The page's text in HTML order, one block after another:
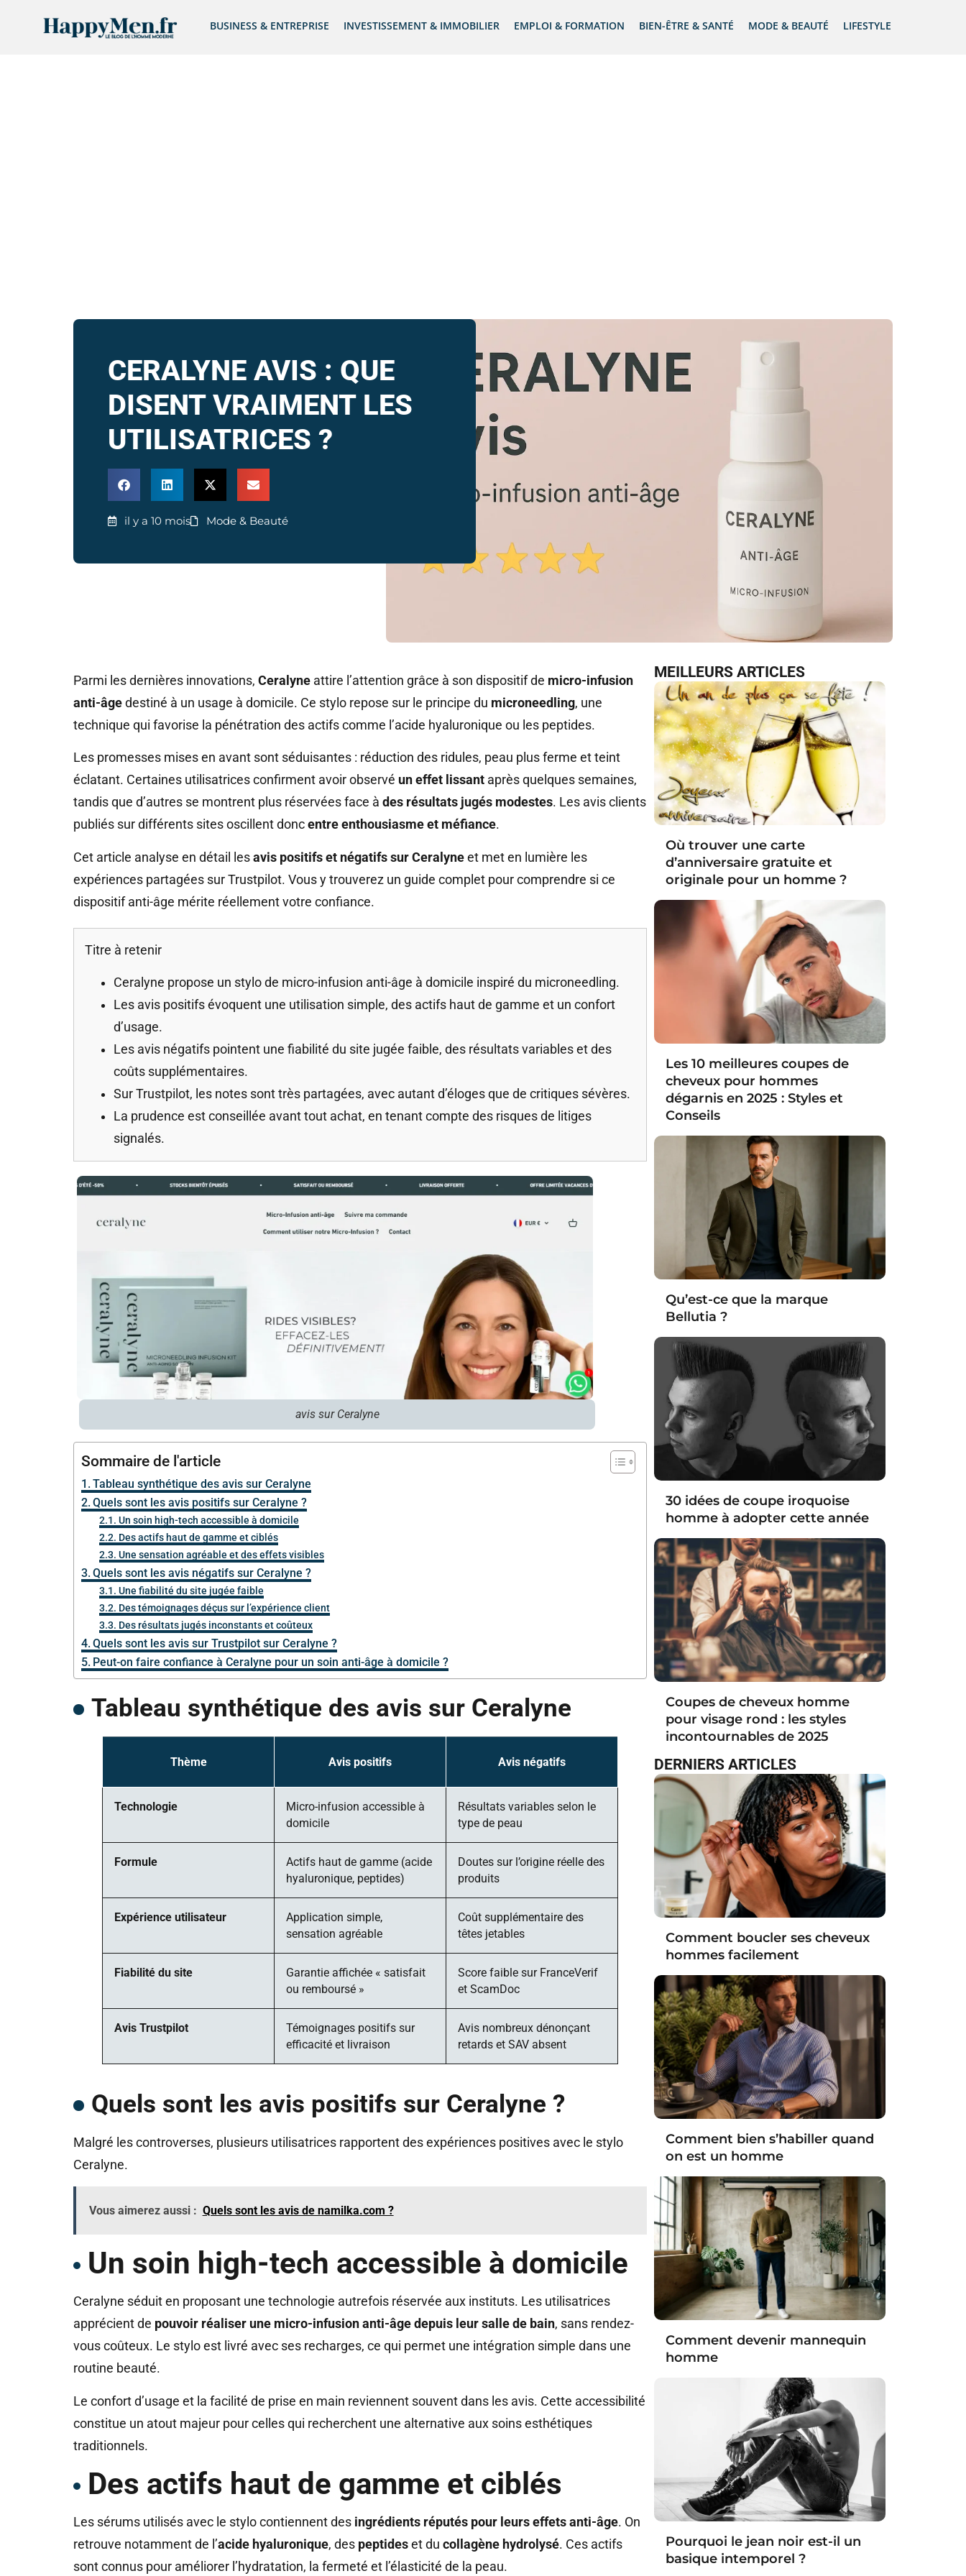
BUSINESS & ENTREPRISE INVESTISSEMENT & IMMOBILIER EMPLOI & FORMATION BIEN-ÊTRE & SANTÉ MODE & BEAUTÉ LIFESTYLE
CERALYNE AVIS : QUE
DISENT VRAIMENT LES
UTILISATRICES ?
il y a 10 mois Mode & Beauté
Parmi les dernières innovations, Ceralyne attire l’attention grâce à son dispositif de micro-infusion
anti-âge destiné à un usage à domicile. Ce stylo repose sur le principe du microneedling, une
technique qui favorise la pénétration des actifs comme l’acide hyaluronique ou les peptides.
Les promesses mises en avant sont séduisantes : réduction des ridules, peau plus ferme et teint
éclatant. Certaines utilisatrices confirment avoir observé un effet lissant après quelques semaines,
tandis que d’autres se montrent plus réservées face à des résultats jugés modestes. Les avis clients
publiés sur différents sites oscillent donc entre enthousiasme et méfiance.
Cet article analyse en détail les avis positifs et négatifs sur Ceralyne et met en lumière les
expériences partagées sur Trustpilot. Vous y trouverez un guide complet pour comprendre si ce
dispositif anti-âge mérite réellement votre confiance.
Titre à retenir
Ceralyne propose un stylo de micro-infusion anti-âge à domicile inspiré du microneedling.
Les avis positifs évoquent une utilisation simple, des actifs haut de gamme et un confort
d’usage.
Les avis négatifs pointent une fiabilité du site jugée faible, des résultats variables et des
coûts supplémentaires.
Sur Trustpilot, les notes sont très partagées, avec autant d’éloges que de critiques sévères.
La prudence est conseillée avant tout achat, en tenant compte des risques de litiges
signalés.
avis sur Ceralyne
Sommaire de l'article
Tableau synthétique des avis sur Ceralyne
Quels sont les avis positifs sur Ceralyne ?
Un soin high-tech accessible à domicile
Des actifs haut de gamme et ciblés
Une sensation agréable et des effets visibles
Quels sont les avis négatifs sur Ceralyne ?
Une fiabilité du site jugée faible
Des témoignages déçus sur l’expérience client
Des résultats jugés inconstants et coûteux
Quels sont les avis sur Trustpilot sur Ceralyne ?
Peut-on faire confiance à Ceralyne pour un soin anti-âge à domicile ?
Tableau synthétique des avis sur Ceralyne
Thème Avis positifs Avis négatifs
Technologie
Micro-infusion accessible à
domicile
Résultats variables selon le
type de peau
Formule
Actifs haut de gamme (acide
hyaluronique, peptides)
Doutes sur l’origine réelle des
produits
Expérience utilisateur
Application simple,
sensation agréable
Coût supplémentaire des
têtes jetables
Fiabilité du site
Garantie affichée « satisfait
ou remboursé »
Score faible sur FranceVerif
et ScamDoc
Avis Trustpilot
Témoignages positifs sur
efficacité et livraison
Avis nombreux dénonçant
retards et SAV absent
Quels sont les avis positifs sur Ceralyne ?
Malgré les controverses, plusieurs utilisatrices rapportent des expériences positives avec le stylo
Ceralyne.
Vous aimerez aussi : Quels sont les avis de namilka.com ?
Un soin high-tech accessible à domicile
Ceralyne séduit en proposant une technologie autrefois réservée aux instituts. Les utilisatrices
apprécient de pouvoir réaliser une micro-infusion anti-âge depuis leur salle de bain, sans rendez-
vous coûteux. Le stylo est livré avec ses recharges, ce qui permet une intégration simple dans une
routine beauté.
Le confort d’usage et la facilité de prise en main reviennent souvent dans les avis. Cette accessibilité
constitue un atout majeur pour celles qui recherchent une alternative aux soins esthétiques
traditionnels.
Des actifs haut de gamme et ciblés
Les sérums utilisés avec le stylo contiennent des ingrédients réputés pour leurs effets anti-âge. On
retrouve notamment de l’acide hyaluronique, des peptides et du collagène hydrolysé. Ces actifs
sont connus pour améliorer l’hydratation, la fermeté et l’élasticité de la peau.
MEILLEURS ARTICLES
Où trouver une carte
d’anniversaire gratuite et
originale pour un homme ?
Les 10 meilleures coupes de
cheveux pour hommes
dégarnis en 2025 : Styles et
Conseils
Qu’est-ce que la marque
Bellutia ?
30 idées de coupe iroquoise
homme à adopter cette année
Coupes de cheveux homme
pour visage rond : les styles
incontournables de 2025
DERNIERS ARTICLES
Comment boucler ses cheveux
hommes facilement
Comment bien s’habiller quand
on est un homme
Comment devenir mannequin
homme
Pourquoi le jean noir est-il un
basique intemporel ?